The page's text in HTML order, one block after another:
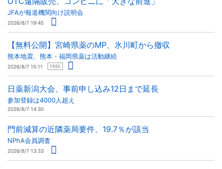
JFAが報道機関向け説明会
2026/8/7 19:45
【無料公開】宮崎県薬のMP、氷川町から撤収
熊本地震、熊本・福岡県薬は活動継続
2026/8/7 15:11 FREE
日薬新潟大会、事前申し込み12日まで延長
参加登録は4000人超え
2026/8/7 14:30
門前減算の近隣薬局要件、19.7％が該当
NPhA会員調査
2026/8/7 13:33